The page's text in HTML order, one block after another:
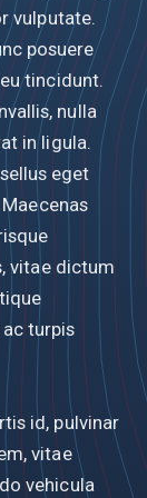
vulputate.
posuere
tincidunt.
nulla
in ligula.
eget
vitae dictum
turpis
id, pulvinar
vitae
vehicula